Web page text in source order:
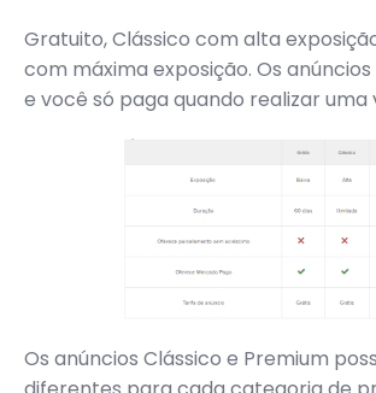
Gratuito, Clássico com alta
com máxima exposição. Os
e você só paga quando realizar uma
Os anúncios Clássico e Premium